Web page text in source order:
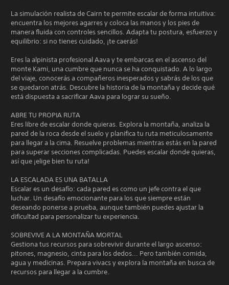
La simulación realista de Cairn te permite escalar de forma intuitiva:
encuentra los mejores agarres y coloca las manos y los pies de
manera fluida con controles sencillos. Adapta tu postura, esfuerzo y
equilibrio: si no tienes cuidado, ¡te caerás!
Eres la alpinista profesional Aava y te embarcas en el ascenso del
monte Kami, una cumbre que nunca se ha conquistado. A lo largo
del viaje, conocerás a compañeros inesperados y sabrás de los que
se quedaron atrás. Descubre la historia de la montaña y decide qué
está dispuesta a sacrificar Aava para lograr su sueño.
ABRE TU PROPIA RUTA
Eres libre de escalar donde quieras. Explora la montaña, analiza la
pared de la roca desde el suelo y planifica tu ruta meticulosamente
para llegar a la cima. Resuelve problemas mientras estás en la pared
para superar secciones complicadas. Puedes escalar donde quieras,
así que ¡elige bien tu ruta!
LA ESCALADA ES UNA BATALLA
Escalar es un desafío: cada pared es como un jefe contra el que
luchar. Un desafío emocionante para los que siempre están
deseando ponerse a prueba, aunque también puedes ajustar la
dificultad para personalizar tu experiencia.
SOBREVIVE A LA MONTAÑA MORTAL
Gestiona tus recursos para sobrevivir durante el largo ascenso:
pitones, magnesio, cinta para los dedos... Pero también comida,
agua y medicinas. Prepara vivacs y explora la montaña en busca de
recursos para llegar a la cumbre.